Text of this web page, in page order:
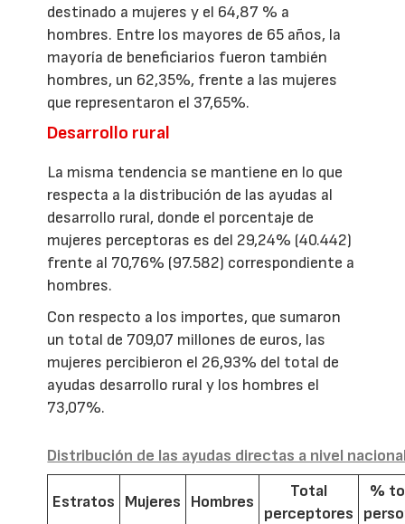
destinado a mujeres y el 64,87 % a
hombres. Entre los mayores de 65 años, la
mayoría de beneficiarios fueron también
hombres, un 62,35%, frente a las mujeres
que representaron el 37,65%.
Desarrollo rural
La misma tendencia se mantiene en lo que
respecta a la distribución de las ayudas al
desarrollo rural, donde el porcentaje de
mujeres perceptoras es del 29,24% (40.442)
frente al 70,76% (97.582) correspondiente a
hombres.
Con respecto a los importes, que sumaron
un total de 709,07 millones de euros, las
mujeres percibieron el 26,93% del total de
ayudas desarrollo rural y los hombres el
73,07%.
Distribución de las ayudas directas a nivel
Estratos Mujeres Hombres
Total
perceptores
%